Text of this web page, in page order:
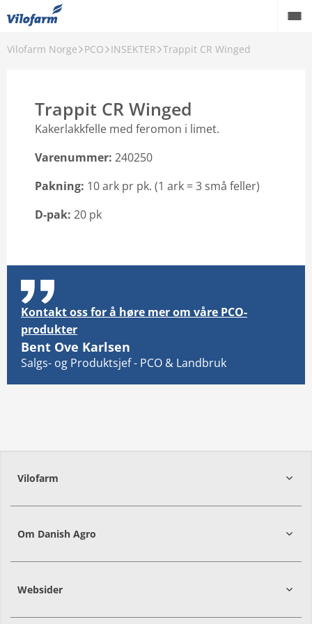
Vilofarm Norge PCO INSEKTER Trappit CR Winged
Trappit CR Winged
Kakerlakkfelle med feromon i limet.
Varenummer: 240250
Pakning: 10 ark pr pk. (1 ark = 3 små feller)
D-pak: 20 pk
Kontakt oss for å høre mer om våre PCO-
produkter
Bent Ove Karlsen
Salgs- og Produktsjef - PCO & Landbruk
Vilofarm
Om Danish Agro
Websider
VÅRE MERKEVARER
VÅRE PRODUKTER
PCO
AKTUELT
Godt å vite
Email: info@vilofarm.no